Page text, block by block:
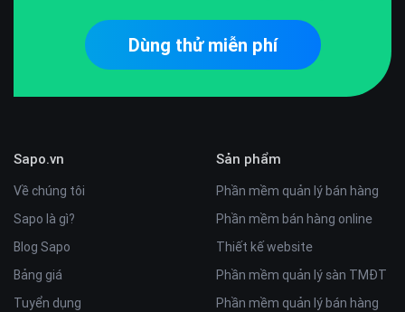
Dùng thử miễn phí
Sapo.vn
Về chúng tôi
Sapo là gì?
Blog Sapo
Bảng giá
Tuyển dụng
Sản phẩm
Phần mềm quản lý bán hàng
Phần mềm bán hàng online
Thiết kế website
Phần mềm quản lý sàn TMĐT
Phần mềm quản lý bán hàng